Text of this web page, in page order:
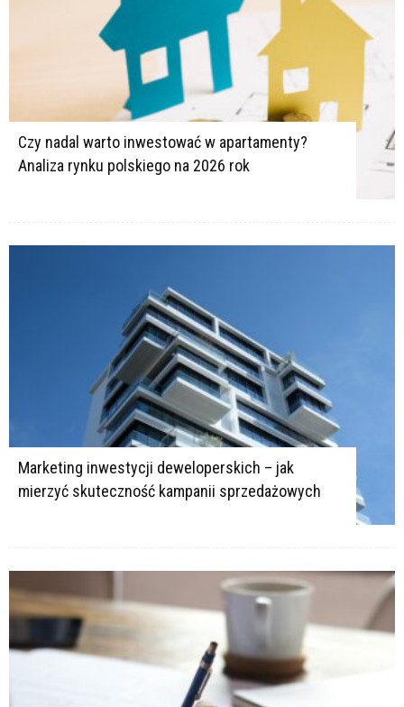
Czy nadal warto inwestować w apartamenty?
Analiza rynku polskiego na 2026 rok
Marketing inwestycji deweloperskich – jak
mierzyć skuteczność kampanii sprzedażowych